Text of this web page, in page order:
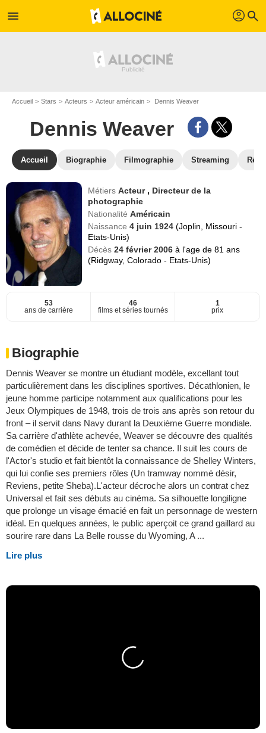
menu profil search
Accueil Stars Acteurs Acteur américain Dennis Weaver
Dennis Weaver
Accueil Biographie Filmographie Streaming
MétiersActeur , Directeur de la
photographie
NationalitéAméricain
Naissance4 juin 1924(Joplin, Missouri -
Etats-Unis)
Décès24 février 2006à l'age de 81 ans
(Ridgway, Colorado - Etats-Unis)
53
ans de carrière
46
films et séries tournés
1
prix
Biographie
Dennis Weaver se montre un étudiant modèle, excellant tout
particulièrement dans les disciplines sportives. Décathlonien, le
jeune homme participe notamment aux qualifications pour les
Jeux Olympiques de 1948, trois de trois ans après son retour du
front – il servit dans Navy durant la Deuxième Guerre mondiale.
Sa carrière d'athlète achevée, Weaver se découvre des qualités
de comédien et décide de tenter sa chance. Il suit les cours de
l'Actor's studio et fait bientôt la connaissance de Shelley Winters,
qui lui confie ses premiers rôles (Un tramway nommé désir,
Reviens, petite Sheba).L'acteur décroche alors un contrat chez
Universal et fait ses débuts au cinéma. Sa silhouette longiligne
que prolonge un visage émacié en fait un personnage de western
idéal. En quelques années, le public aperçoit ce grand gaillard au
sourire rare dans La Belle rousse du Wyoming, A ...
Lire plus